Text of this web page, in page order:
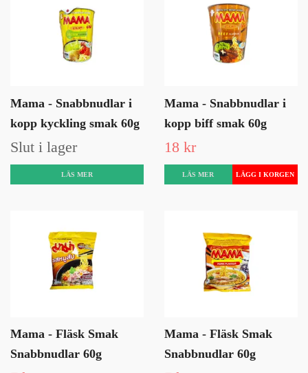
Mama - Snabbnudlar i
kopp kyckling smak 60g
Slut i lager
LÄS MER
Mama - Snabbnudlar i
kopp biff smak 60g
18 kr
LÄS MER
Mama - Fläsk Smak
Snabbnudlar 60g
Mama - Fläsk Smak
Snabbnudlar 60g